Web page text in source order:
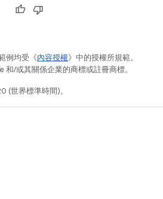
例均受《內容授權》中的授權所規範。
/或其關係企業的商標或註冊商標。
世界標準時間)。